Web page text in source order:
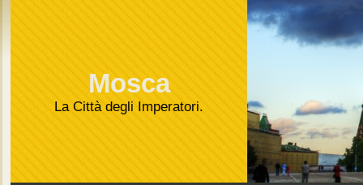
Mosca
La Città degli Imperatori.